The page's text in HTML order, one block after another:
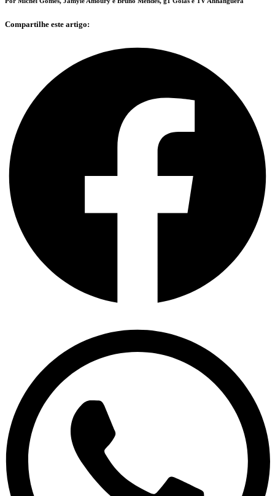
Compartilhe este artigo: